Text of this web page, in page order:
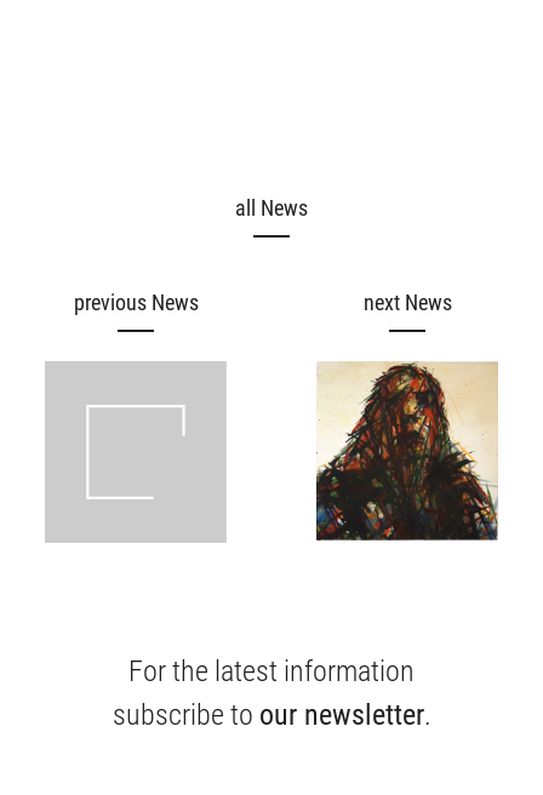
About us
Publikations
previous News
all News
next News
For the latest information
subscribe to our newsletter.